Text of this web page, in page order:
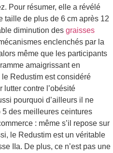
Pour résumer, elle a révélé
taille de plus de 6 cm après 12
diminution des graisses
enclenchés par la
même que les participants
amaigrissant en
Redustim est considéré
lutter contre l’obésité
pourquoi d’ailleurs il ne
des meilleures ceintures
: même s’il repose sur
le Redustim est un véritable
IIa. De plus, ce n’est pas une